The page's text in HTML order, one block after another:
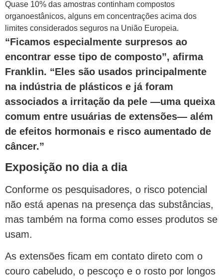
Quase 10% das amostras continham compostos
organoestânicos, alguns em concentrações acima dos
limites considerados seguros na União Europeia.
“Ficamos especialmente surpresos ao
encontrar esse tipo de composto”, afirma
Franklin. “Eles são usados principalmente
na indústria de plásticos e já foram
associados a irritação da pele —uma queixa
comum entre usuárias de extensões— além
de efeitos hormonais e risco aumentado de
câncer.”
Exposição no dia a dia
Conforme os pesquisadores, o risco potencial
não está apenas na presença das substâncias,
mas também na forma como esses produtos se
usam.
As extensões ficam em contato direto com o
couro cabeludo, o pescoço e o rosto por longos